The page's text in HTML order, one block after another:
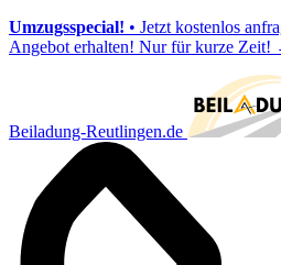
Umzugsspecial! • Jetzt kostenlos
Angebot erhalten! Nur für kurze Zeit!
Beiladung-Reutlingen.de